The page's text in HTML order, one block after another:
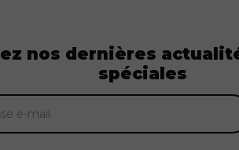
nos dernières
spéciales